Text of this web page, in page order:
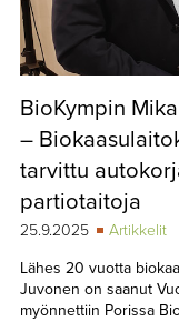
BioKympin
–
tarvittu
partiotaitoja
25.9.2025
Artikkelit
Lähes 20 vuotta
Juvonen on saanut
myönnettiin Porissa